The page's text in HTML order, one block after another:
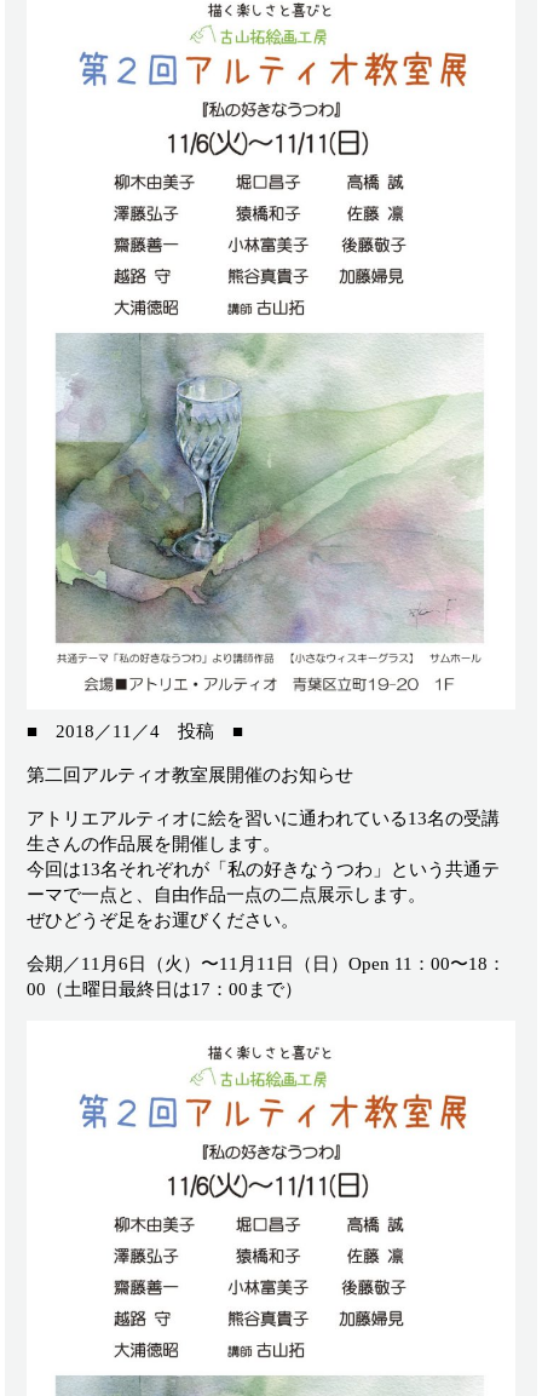
■ 2018／11／4 投稿 ■
第二回アルティオ教室展開催のお知らせ
アトリエアルティオに絵を習いに通われている13名の受講
生さんの作品展を開催します。
今回は13名それぞれが「私の好きなうつわ」という共通テ
ーマで一点と、自由作品一点の二点展示します。
ぜひどうぞ足をお運びください。
会期／11月6日（火）〜11月11日（日）Open 11：00〜18：
00（土曜日最終日は17：00まで）